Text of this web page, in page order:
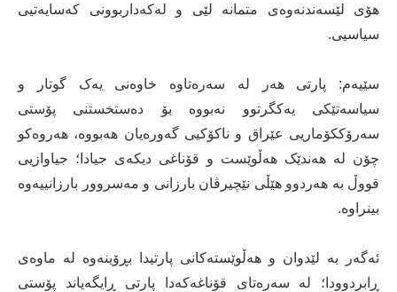
ھۆی لێسەندنەوەی متمانە لێی و لەکەداربوونی کەسایەتیی
سیاسیی.
سێیەم: پارتی ھەر لە سەرەتاوە خاوەنی یەک گوتار و
سیاسەتێکی یەکگرتوو نەبووە بۆ دەستخستنی پۆستی
سەرۆککۆماریی عێراق و ناکۆکیی گەورەیان ھەبووە، ھەروەکو
چۆن لە ھەندێک ھەڵوێست و قۆناغی دیکەی جیادا؛ جیاوازیی
قووڵ بە ھەردوو ھێڵی نێچیرڤان بارزانی و مەسروور بارزانییەوە
بینراوە.
ئەگەر بە لێدوان و ھەڵوێستەکانی پارتیدا بڕۆینەوە لە ماوەی
ڕابردوودا؛ لە سەرەتای قۆناغەکەدا پارتی ڕایگەیاند پۆستی